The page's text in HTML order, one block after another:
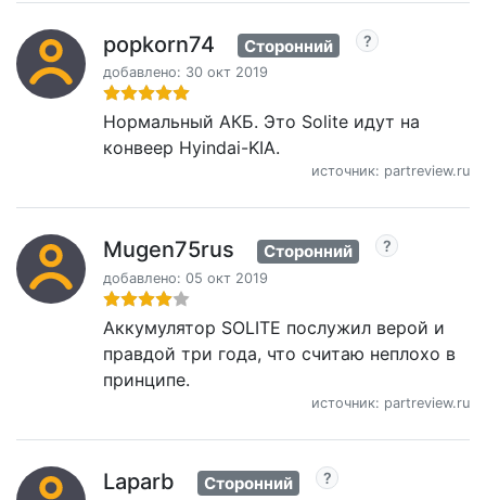
popkorn74 Сторонний
добавлено: 30 окт 2019
Нормальный АКБ. Это Solite идут на
конвеер Hyindai-KIA.
источник: partreview.ru
Mugen75rus Сторонний
добавлено: 05 окт 2019
Аккумулятор SOLITE послужил верой и
правдой три года, что считаю неплохо в
принципе.
источник: partreview.ru
Laparb Сторонний